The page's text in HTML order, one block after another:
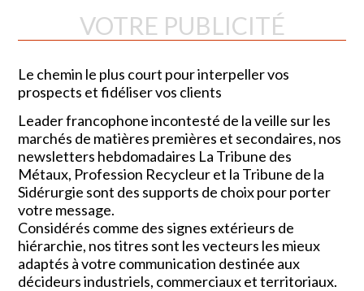
VOTRE PUBLICITÉ
Le chemin le plus court pour interpeller vos
prospects et fidéliser vos clients
Leader francophone incontesté de la veille sur les
marchés de matières premières et secondaires, nos
newsletters hebdomadaires La Tribune des
Métaux, Profession Recycleur et la Tribune de la
Sidérurgie sont des supports de choix pour porter
votre message.
Considérés comme des signes extérieurs de
hiérarchie, nos titres sont les vecteurs les mieux
adaptés à votre communication destinée aux
décideurs industriels, commerciaux et territoriaux.